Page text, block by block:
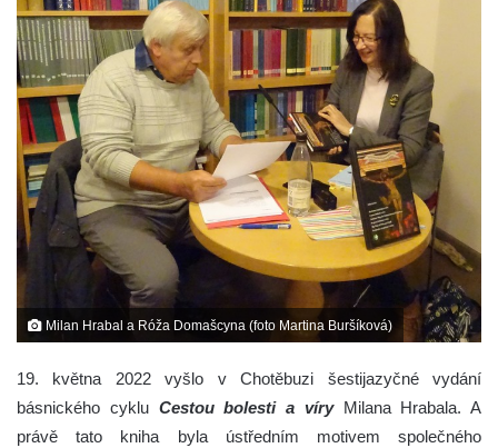
Milan Hrabal a Róža Domašcyna (foto Martina Buršíková)
19. května 2022 vyšlo v Chotěbuzi šestijazyčné vydání
básnického cyklu Cestou bolesti a víryMilana Hrabala. A
právě tato kniha byla ústředním motivem společného